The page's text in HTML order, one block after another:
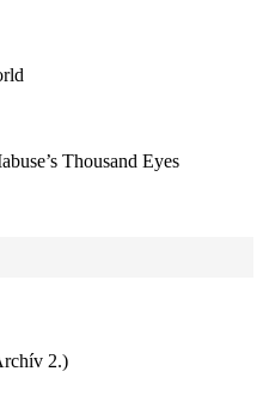
Thousand Eyes
2.)